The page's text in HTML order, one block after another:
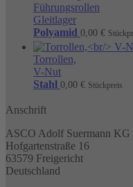
Führungsrollen
Gleitlager
Polyamid 0,00 €
Torrollen,
V-Nut
Stahl 0,00 € Stückpreis
Anschrift
ASCO Adolf Suermann KG
Hofgartenstraße 16
63579 Freigericht
Deutschland